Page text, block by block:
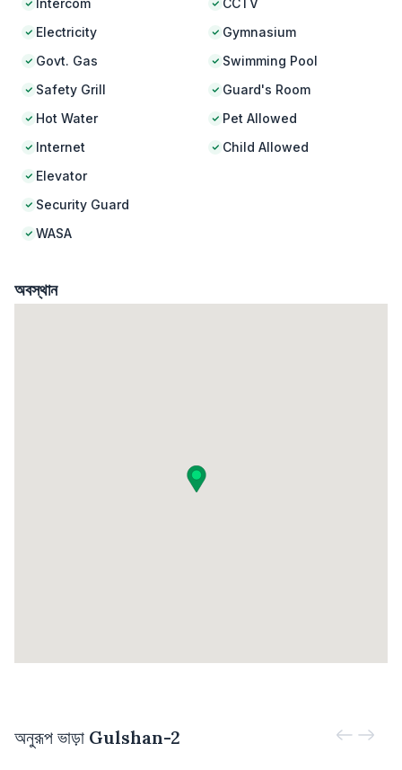
Intercom
Electricity
Govt. Gas
Safety Grill
Hot Water
Internet
Elevator
Security Guard
WASA
CCTV
Gymnasium
Swimming Pool
Guard's Room
Pet Allowed
Child Allowed
অবস্থান
অনুরূপ ভাড়া Gulshan-2